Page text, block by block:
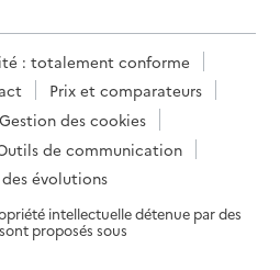
: totalement conforme
Prix et comparateurs
Gestion des cookies
de communication
évolutions
intellectuelle détenue par des
proposés sous